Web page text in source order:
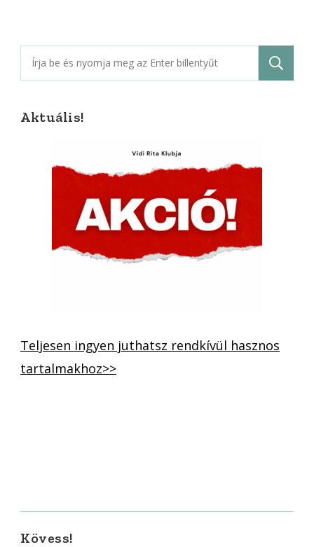
Keresés:
Aktuális!
Teljesen ingyen juthatsz rendkívül hasznos
tartalmakhoz>>
Kövess!